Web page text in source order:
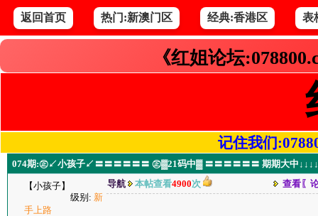
返回首页 热门:新澳门区 经典:香港区 表
《红姐论坛
记住我们
074期:㊣↙小孩子↙〓〓〓〓〓〓 ㊣▓21码中▓ 〓〓〓〓〓〓 期期大中
【小孩子】
级别: 新
手上路
导航 本帖查看4900次 查看〖